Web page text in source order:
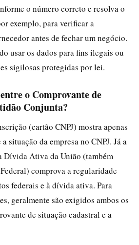
o número correto e resolva o
exemplo, para verificar a
antes de fechar um negócio.
usar os dados para fins ilegais ou
sigilosas protegidas por lei.
o Comprovante de
Conjunta?
(cartão CNPJ) mostra apenas
situação da empresa no CNPJ. Já a
Dívida Ativa da União (também
comprova a regularidade
federais e à dívida ativa. Para
geralmente são exigidos ambos os
de situação cadastral e a